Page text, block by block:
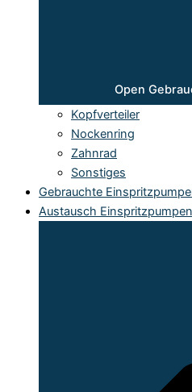
Open
Kopfverteiler
Nockenring
Zahnrad
Sonstiges
Gebrauchte
Austausch Einspritzpumpen